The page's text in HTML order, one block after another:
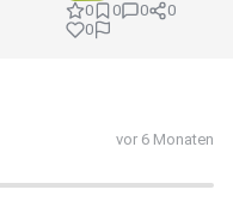
0
0 0
0
0
vor 6 Monaten